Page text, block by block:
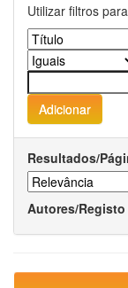
Utilizar filtros
Resultados/
Autores/Registo